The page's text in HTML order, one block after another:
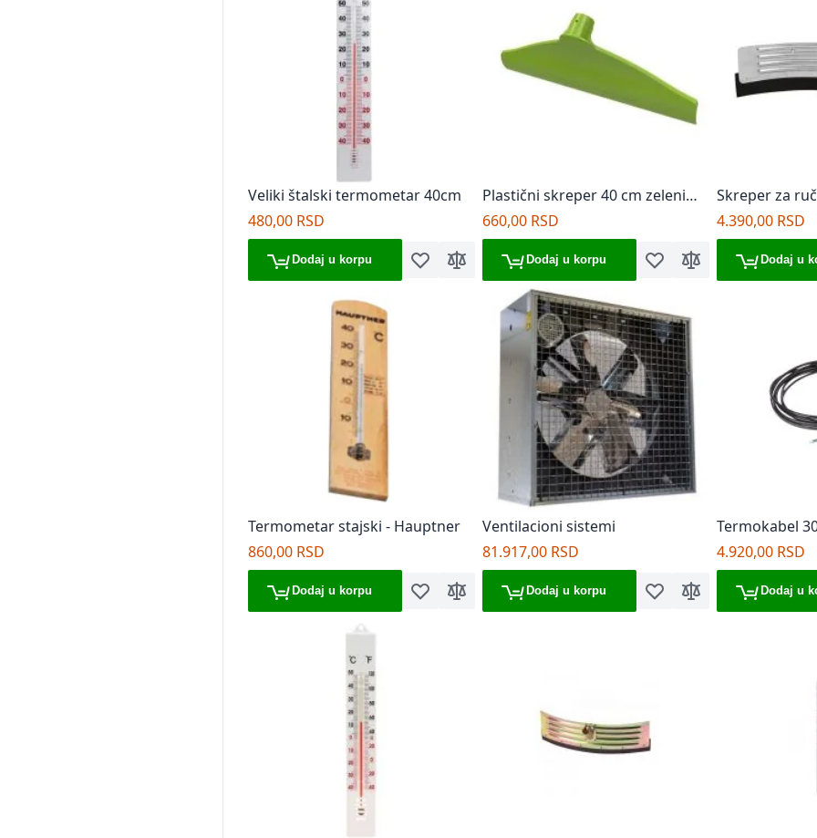
Veliki štalski termometar 40cm
480,00 RSD
Dodaj u korpu Dodaj u listu želja
Dodaj za poređenje
Plastični skreper 40 cm zeleni
IN29300
660,00 RSD
Dodaj u korpu Dodaj u listu želja
Dodaj za poređenje
Skreper za
IN29234
4.390,00 RSD
Dodaj u
Termometar stajski - Hauptner
860,00 RSD
Dodaj u korpu Dodaj u listu želja
Dodaj za poređenje
Ventilacioni sistemi
81.917,00 RSD
Dodaj u korpu Dodaj u listu želja
Dodaj za poređenje
Termokabel
4.920,00 RSD
Dodaj u